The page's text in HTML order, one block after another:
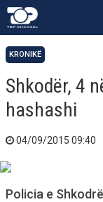
KRONIKË
Shkodër, 4
hashashi
04/09/2015 09:40
Policia e